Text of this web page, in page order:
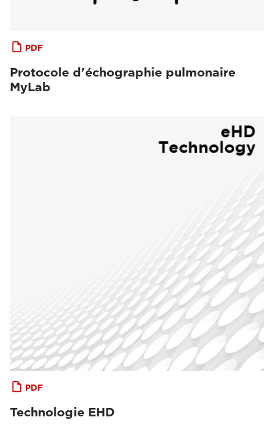
PDF
Protocole d'échographie pulmonaire
MyLab
PDF
Technologie EHD